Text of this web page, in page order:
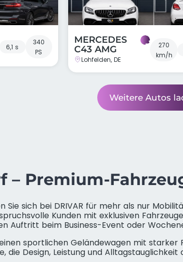
6,1 s
340
PS
MERCEDES
C43 AMG
Lohfelden, DE
270
km/h
Weitere Autos
– Premium-
Sie sich bei DRIVAR für mehr als nur
Kunden mit exklusiven
Auftritt beim Business-Event oder
sportlichen Geländewagen mit
die Design, Leistung und